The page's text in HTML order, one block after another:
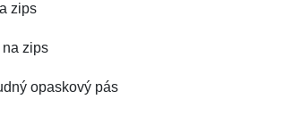
zips
na zips
opaskový pás